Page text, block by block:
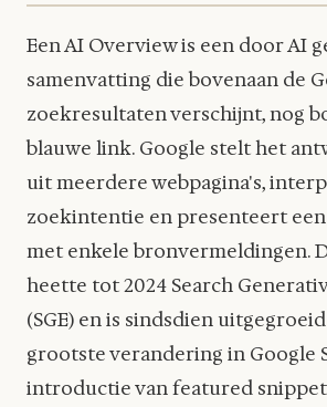
Een AI Overview is een door AI
samenvatting die bovenaan de
zoekresultaten verschijnt, nog
blauwe link. Google stelt het
uit meerdere webpagina's,
zoekintentie en presenteert
met enkele bronvermeldingen.
heette tot 2024 Search
(SGE) en is sindsdien
grootste verandering in Google
introductie van featured